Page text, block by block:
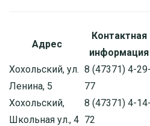
Адрес
Контактная
информация
Хохольский, ул.
Ленина, 5
8 (47371) 4-29-
77
Хохольский,
Школьная ул., 4
8 (47371) 4-14-
72